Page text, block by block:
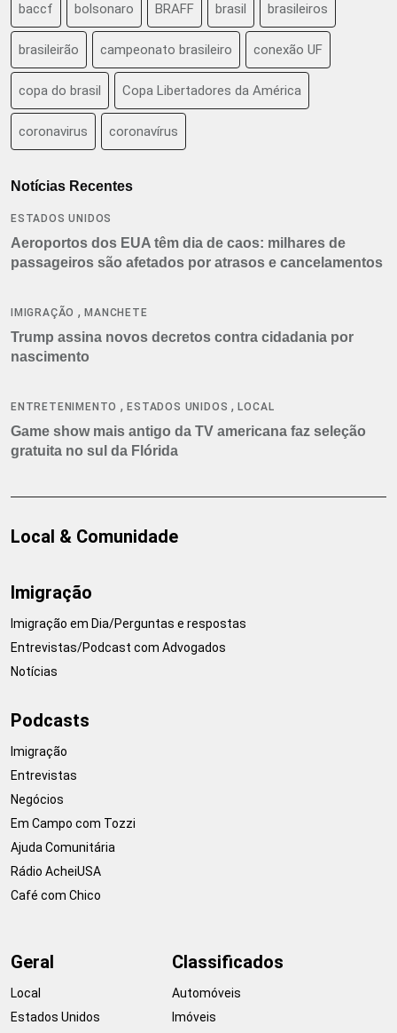
baccf bolsonaro BRAFF brasil brasileiros
brasileirão campeonato brasileiro conexão UF
copa do brasil Copa Libertadores da América
coronavirus coronavírus
Notícias Recentes
ESTADOS UNIDOS
Aeroportos dos EUA têm dia de caos: milhares de
passageiros são afetados por atrasos e cancelamentos
IMIGRAÇÃO ,MANCHETE
Trump assina novos decretos contra cidadania por
nascimento
ENTRETENIMENTO ,ESTADOS UNIDOS ,LOCAL
Game show mais antigo da TV americana faz seleção
gratuita no sul da Flórida
Local & Comunidade
Imigração
Imigração em Dia/Perguntas e respostas
Entrevistas/Podcast com Advogados
Notícias
Podcasts
Imigração
Entrevistas
Negócios
Em Campo com Tozzi
Ajuda Comunitária
Rádio AcheiUSA
Café com Chico
Geral
Local
Estados Unidos
Classificados
Automóveis
Imóveis